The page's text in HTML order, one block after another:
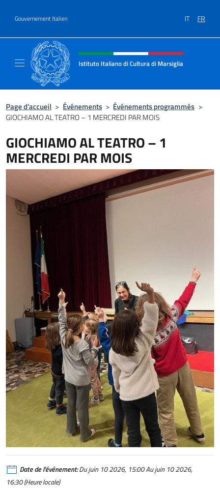
Gouvernement Italien IT FR
Site Web, social et en-tête de
Istituto Italiano di Cultura di Marsiglia
Page d'accueil > Événements > Événements programmés >
GIOCHIAMO AL TEATRO – 1 MERCREDI PAR MOIS
GIOCHIAMO AL TEATRO – 1
MERCREDI PAR MOIS
Date de l'événement:Du juin 10 2026, 15:00 Au juin 10 2026,
16:30 (Heure locale)